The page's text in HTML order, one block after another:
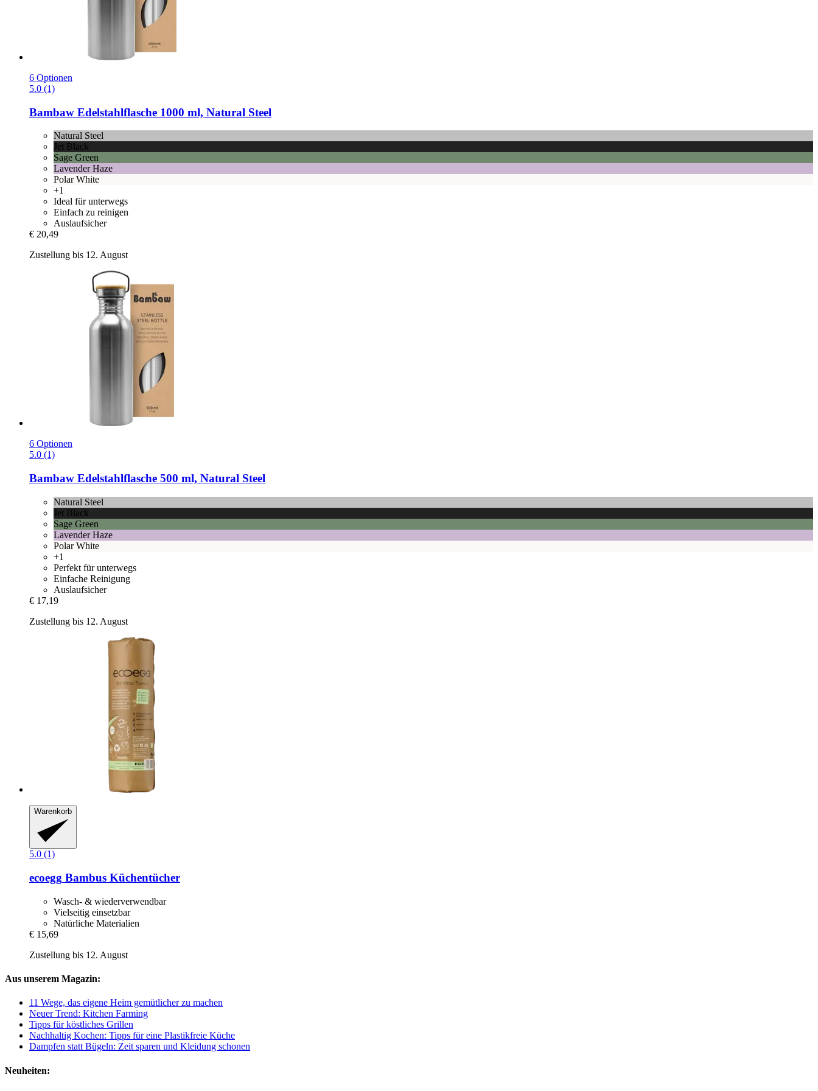
6 Optionen
5.0 (1)
Bambaw Edelstahlflasche 1000 ml, Natural Steel
Natural Steel
Jet Black
Sage Green
Lavender Haze
Polar White
+1
Ideal für unterwegs
Einfach zu reinigen
Auslaufsicher
€ 20,49
Zustellung bis 12. August
6 Optionen
5.0 (1)
Bambaw Edelstahlflasche 500 ml, Natural Steel
Natural Steel
Jet Black
Sage Green
Lavender Haze
Polar White
+1
Perfekt für unterwegs
Einfache Reinigung
Auslaufsicher
€ 17,19
Zustellung bis 12. August
Warenkorb
5.0 (1)
ecoegg Bambus Küchentücher
Wasch- & wiederverwendbar
Vielseitig einsetzbar
Natürliche Materialien
€ 15,69
Zustellung bis 12. August
Aus unserem Magazin:
11 Wege, das eigene Heim gemütlicher zu machen
Neuer Trend: Kitchen Farming
Tipps für köstliches Grillen
Nachhaltig Kochen: Tipps für eine Plastikfreie Küche
Dampfen statt Bügeln: Zeit sparen und Kleidung schonen
Neuheiten: